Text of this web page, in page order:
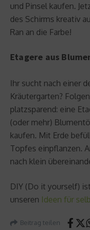
und Pinsel kaufen.
des Schirms kreativ
Ran an die Farbe!
Etagere aus
Ihr sucht nach einer
Kräutergarten?
platzsparend: eine
(oder mehr)
kaufen. Mit Erde
Topfes einpflanzen.
nach klein
DIY (Do it yourself)
unseren Ideen für
Beitrag teilen